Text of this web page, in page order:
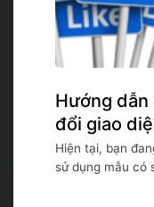
Hướng dẫn
đổi giao
Hiện tại, bạn
sử dụng mẫu có